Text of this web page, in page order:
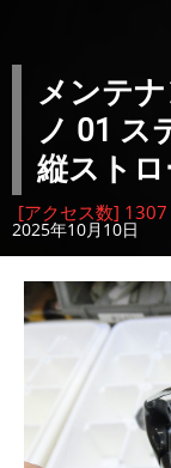
メンテ
ノ 01 ス
縦スト
[アクセス数] 1307
2025年10月10日